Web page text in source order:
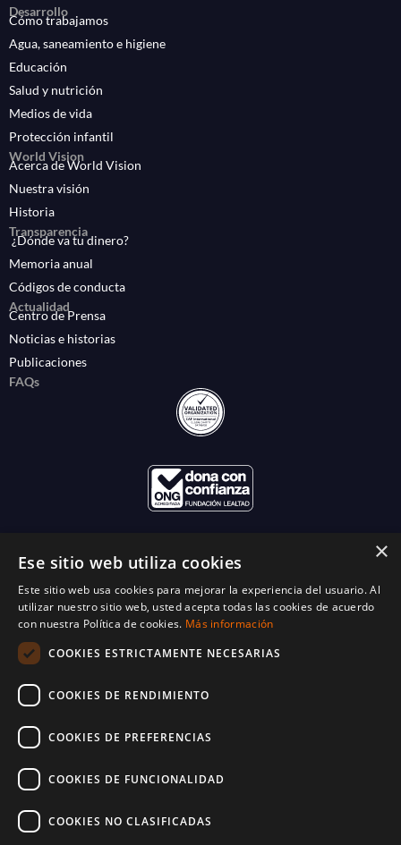
Desarrollo
Cómo trabajamos
Agua, saneamiento e higiene
Educación
Salud y nutrición
Medios de vida
Protección infantil
World Vision
Acerca de World Vision
Nuestra visión
Historia
Transparencia
¿Dónde va tu dinero?
Memoria anual
Códigos de conducta
Actualidad
Centro de Prensa
Noticias e historias
Publicaciones
FAQs
© 2025 World Vision España. Reservados todos los derechos. Inscritos en el
×
Ese sitio web utiliza cookies
Este sitio web usa cookies para mejorar la experiencia del usuario. Al
utilizar nuestro sitio web, usted acepta todas las cookies de acuerdo
con nuestra Política de cookies. Más información
COOKIES ESTRICTAMENTE NECESARIAS
COOKIES DE RENDIMIENTO
COOKIES DE PREFERENCIAS
COOKIES DE FUNCIONALIDAD
COOKIES NO CLASIFICADAS